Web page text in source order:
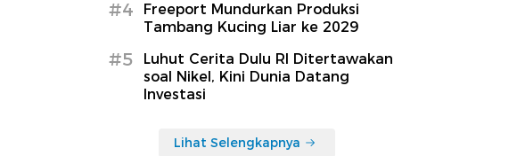
#4
Freeport Mundurkan Produksi
Tambang Kucing Liar ke 2029
#5
Luhut Cerita Dulu RI Ditertawakan
soal Nikel, Kini Dunia Datang
Investasi
Lihat Selengkapnya